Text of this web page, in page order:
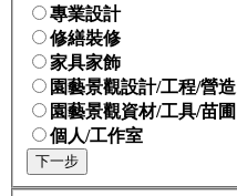
專業設計
修繕裝修
家具家飾
園藝景觀設計/工程/營造
園藝景觀資材/工具/苗圃
個人/工作室
下一步